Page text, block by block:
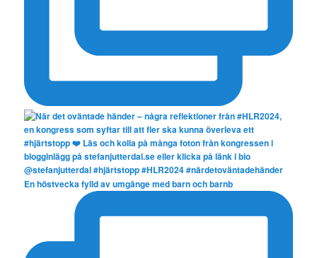
En höstvecka fylld av umgänge med barn och barnb